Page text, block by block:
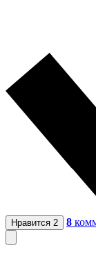
Нравится 2 8